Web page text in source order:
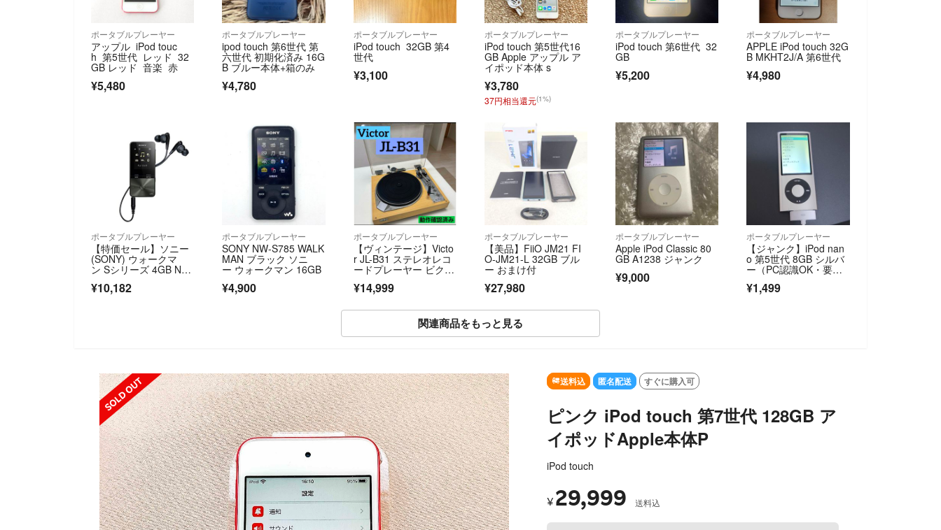
ポータブルプレーヤー
アップル iPod touc
h 第5世代 レッド 32
GB レッド 音楽 赤
¥5,480
ポータブルプレーヤー
ipod touch 第6世代 第
六世代 初期化済み 16G
B ブルー本体+箱のみ
¥4,780
ポータブルプレーヤー
iPod touch 32GB 第4
世代
¥3,100
ポータブルプレーヤー
iPod touch 第5世代16
GB Apple アップル ア
イポッド本体 s
¥3,780
37円相当還元(1%)
ポータブルプレーヤー
iPod touch 第6世代 32
GB
¥5,200
ポータブルプレーヤー
APPLE iPod touch 32G
B MKHT2J/A 第6世代
¥4,980
ポータブルプレーヤー
【特価セール】ソニー
(SONY) ウォークマ
ン Sシリーズ 4GB NW-
¥10,182
ポータブルプレーヤー
SONY NW-S785 WALK
MAN ブラック ソニ
ー ウォークマン 16GB
¥4,900
ポータブルプレーヤー
【ヴィンテージ】Victo
r JL-B31 ステレオレコ
ードプレーヤー ビクタ
¥14,999
ポータブルプレーヤー
【美品】FiiO JM21 FI
O-JM21-L 32GB ブル
ー おまけ付
¥27,980
ポータブルプレーヤー
Apple iPod Classic 80
GB A1238 ジャンク
¥9,000
ポータブルプレーヤー
​【ジャンク】iPod nan
o 第5世代 8GB シルバ
ー（PC認識OK・要給
¥1,499
関連商品をもっと見る
SOLD OUT SOLD OUT
送料込 匿名配送 すぐに購入可
ピンク iPod touch 第7世代 128GB ア
イポッドApple本体P
iPod touch
¥ 29,999 送料込